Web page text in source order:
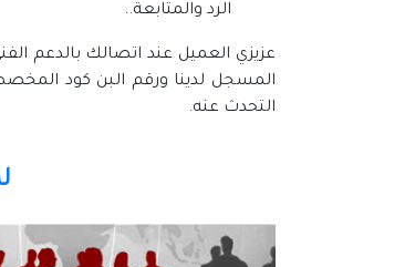
الرد والمتابعة..
عزيزي العميل عند اتصالك بالدعم
المسجل لدينا ورقم البن كود
التحدث عنه.